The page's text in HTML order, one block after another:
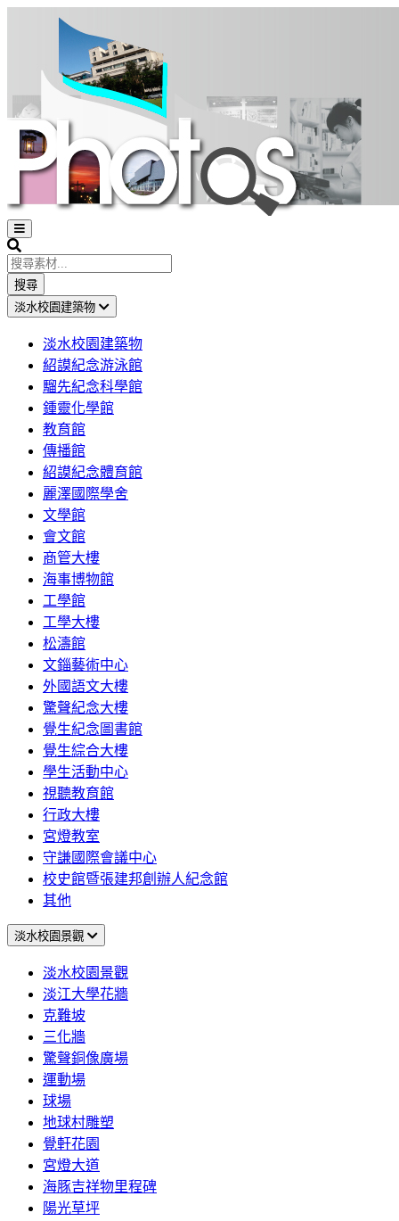
Open
sidebar
Search
搜尋
淡水校園建築物
淡水校園建築物
紹謨紀念游泳館
騮先紀念科學館
鍾靈化學館
教育館
傳播館
紹謨紀念體育館
麗澤國際學舍
文學館
會文館
商管大樓
海事博物館
工學館
工學大樓
松濤館
文錙藝術中心
外國語文大樓
驚聲紀念大樓
覺生紀念圖書館
覺生綜合大樓
學生活動中心
視聽教育館
行政大樓
宮燈教室
守謙國際會議中心
校史館暨張建邦創辦人紀念館
其他
淡水校園景觀
淡水校園景觀
淡江大學花牆
克難坡
三化牆
驚聲銅像廣場
運動場
球場
地球村雕塑
覺軒花園
宮燈大道
海豚吉祥物里程碑
陽光草坪